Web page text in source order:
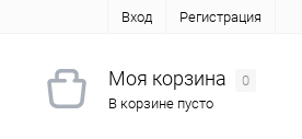
Вход Регистрация
Моя корзина
0
В корзине пусто